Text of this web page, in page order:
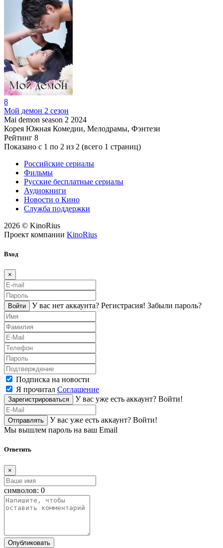
8
Мой демон 2 сезон
Mai demon season 2 2024
Корея Южная Комедии, Мелодрамы, Фэнтези
Рейтинг 8
Показано с 1 по 2 из 2 (всего 1 страниц)
Российские сериалы
Фильмы
Русские бесплатные сериалы
Аудиокниги
Новости о Кино
Служба поддержки
2026 © KinoRius
Проект компании KinoRius
Вход
×
Войти У вас нет аккаунта? Регистраcия! Забыли пароль?
Подписка на новости
Я прочитал Соглашение
Зарегистрироваться У вас уже есть аккаунт? Войти!
Отправлять У вас уже есть аккаунт? Войти!
Мы вышлем пароль на ваш Email
Ответить
×
символов: 0
Опубликовать